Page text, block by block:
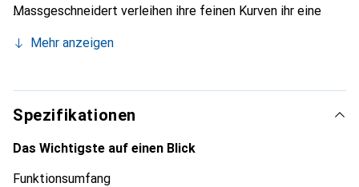
Massgeschneidert verleihen ihre feinen Kurven ihr eine
unverzichtbaren Accessoire für Ihr Smartphone.
die Marke Noreve eine zuverlässige Wahl für eine
anspruchsvolle Kundschaft.
Mehr anzeigen
Spezifikationen
Das Wichtigste auf einen Blick
Funktionsumfang